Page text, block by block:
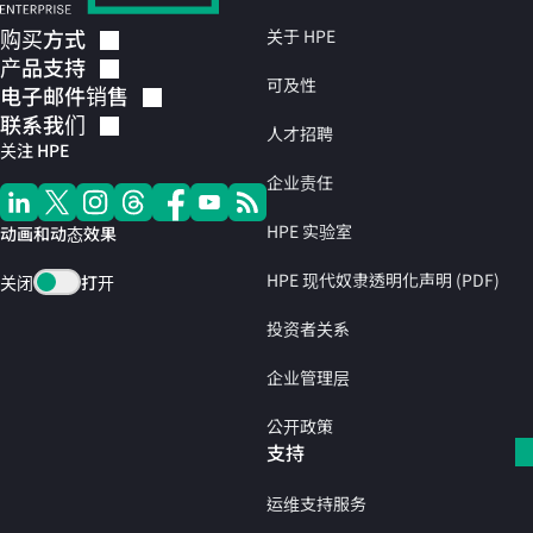
购买方式
产品支持
电子邮件销售
联系我们
关注 HPE
动画和动态效果
关闭 打开
关于 HPE
可及性
人才招聘
企业责任
HPE 实验室
HPE 现代奴隶透明化声明 (PDF)
投资者关系
企业管理层
公开政策
支持
运维支持服务